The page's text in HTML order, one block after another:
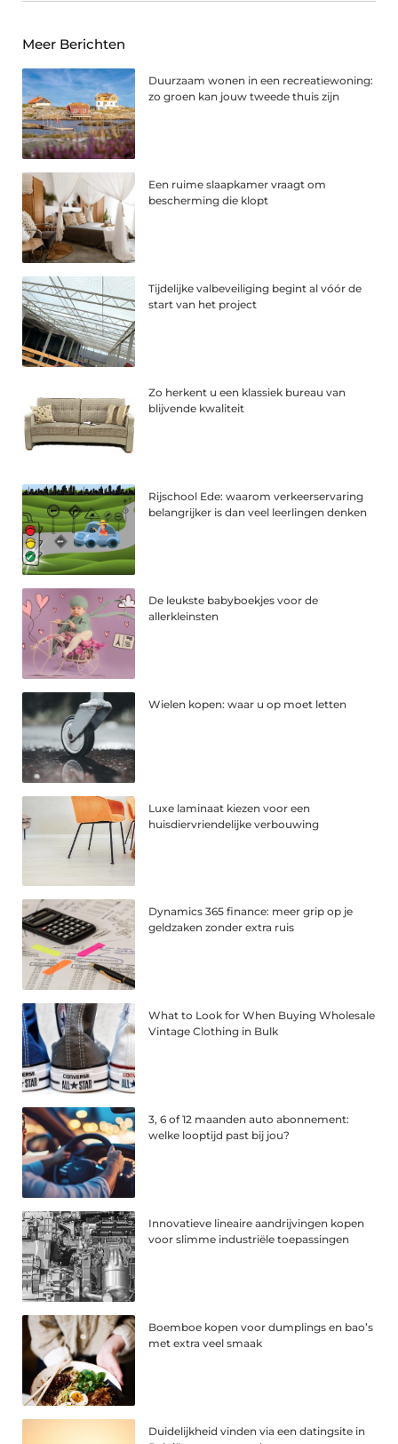
Meer Berichten
Duurzaam wonen in een recreatiewoning:
zo groen kan jouw tweede thuis zijn
Een ruime slaapkamer vraagt om
bescherming die klopt
Tijdelijke valbeveiliging begint al vóór de
start van het project
Zo herkent u een klassiek bureau van
blijvende kwaliteit
Rijschool Ede: waarom verkeerservaring
belangrijker is dan veel leerlingen denken
De leukste babyboekjes voor de
allerkleinsten
Wielen kopen: waar u op moet letten
Luxe laminaat kiezen voor een
huisdiervriendelijke verbouwing
Dynamics 365 finance: meer grip op je
geldzaken zonder extra ruis
What to Look for When Buying Wholesale
Vintage Clothing in Bulk
3, 6 of 12 maanden auto abonnement:
welke looptijd past bij jou?
Innovatieve lineaire aandrijvingen kopen
voor slimme industriële toepassingen
Boemboe kopen voor dumplings en bao’s
met extra veel smaak
Duidelijkheid vinden via een datingsite in